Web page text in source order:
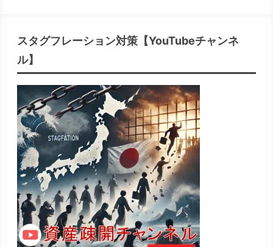
スタグフレーション対策【YouTubeチャンネ
ル】